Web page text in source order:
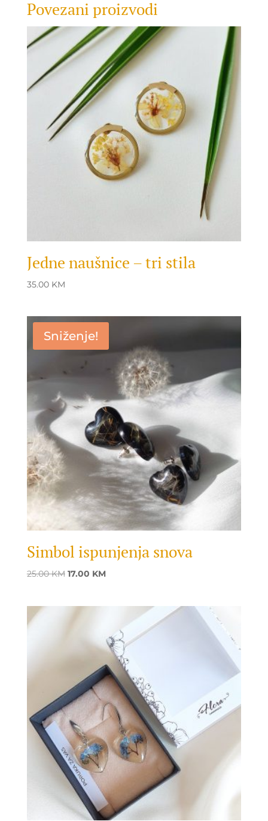
Povezani proizvodi
Jedne naušnice – tri stila
35.00 KM
Sniženje!
Simbol ispunjenja snova
25.00KM Original
17.00 KMCurrent
17.00 KM.